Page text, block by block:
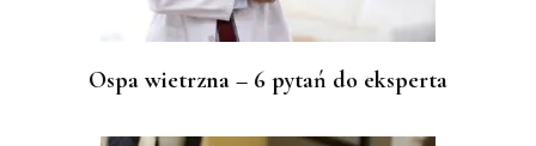
Ospa wietrzna – 6 pytań do eksperta